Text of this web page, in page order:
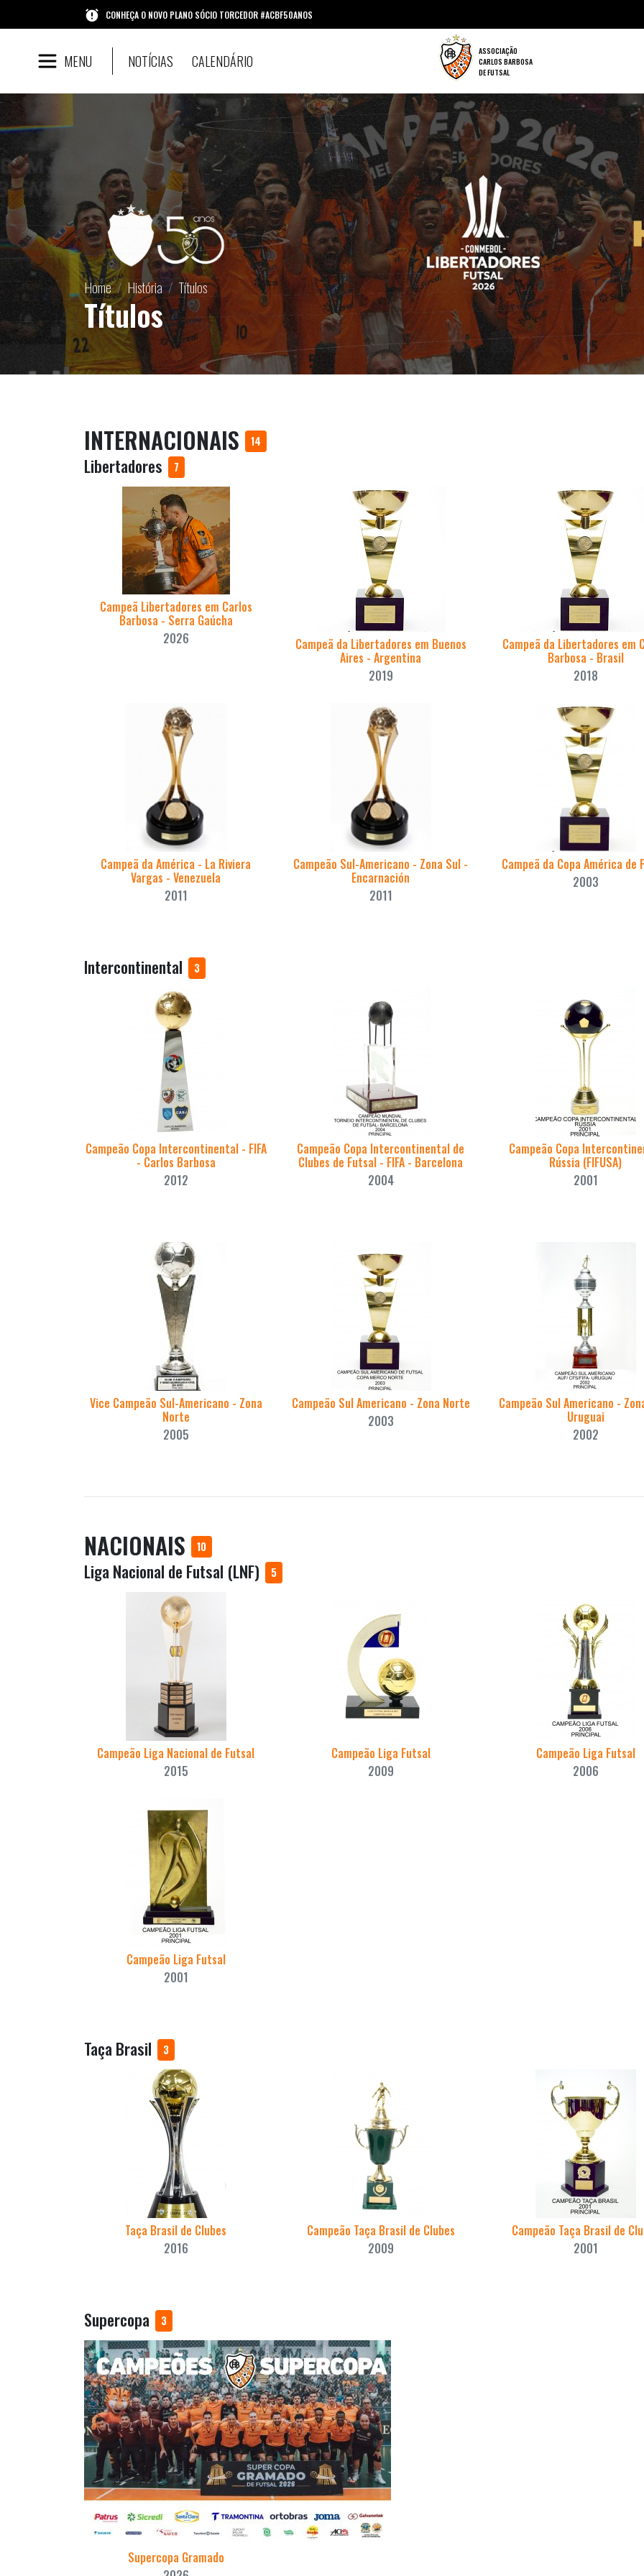
CONHEÇA O NOVO PLANO SÓCIO TORCEDOR #ACBF50ANOS
MENU NOTÍCIAS CALENDÁRIO
ASSOCIAÇÃO
CARLOS BARBOSA
DE FUTSAL
Home História Títulos
Títulos
INTERNACIONAIS 14
Libertadores 7
Campeã Libertadores em Carlos
Barbosa - Serra Gaúcha
2026
Campeã da Libertadores em Buenos
Aires - Argentina
2019
Campeã da Libertadores em
Barbosa - Brasil
2018
Campeã da América - La Riviera
Vargas - Venezuela
2011
Campeão Sul-Americano - Zona Sul -
Encarnación
2011
Campeã da Copa América de
2003
Intercontinental 3
Campeão Copa Intercontinental - FIFA
- Carlos Barbosa
2012
Campeão Copa Intercontinental de
Clubes de Futsal - FIFA - Barcelona
2004
Campeão Copa
Rússia (FIFUSA)
2001
Vice Campeão Sul-Americano - Zona
Norte
2005
Campeão Sul Americano - Zona Norte
2003
Campeão Sul Americano -
Uruguai
2002
NACIONAIS 10
Liga Nacional de Futsal (LNF) 5
Campeão Liga Nacional de Futsal
2015
Campeão Liga Futsal
2009
Campeão Liga Futsal
2006
Campeão Liga Futsal
2001
Taça Brasil 3
Taça Brasil de Clubes
2016
Campeão Taça Brasil de Clubes
2009
Campeão Taça Brasil de
2001
Supercopa 3
Supercopa Gramado